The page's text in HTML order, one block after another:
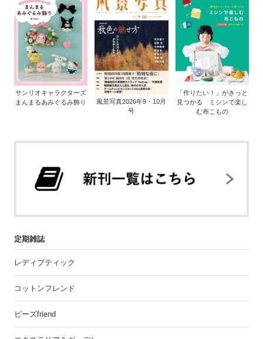
サンリオキャラクターズ
まんまるあみぐるみ飾り
風景写真2026年9・10月
号
「作りたい！」がきっと
見つかる ミシンで楽し
む布こもの
定期雑誌
レディブティック
コットンフレンド
ビーズfriend